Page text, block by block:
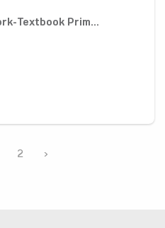
Textbook Prim...
2 ›